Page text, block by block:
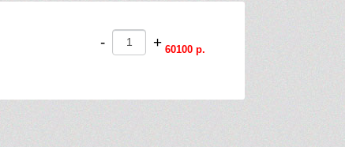
- + 60100 р.